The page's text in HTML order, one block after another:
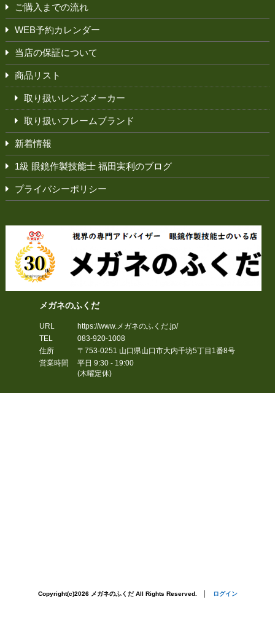
ご購入までの流れ
WEB予約カレンダー
当店の保証について
商品リスト
取り扱いレンズメーカー
取り扱いフレームブランド
新着情報
1級 眼鏡作製技能士 福田実利のブログ
プライバシーポリシー
メガネのふくだ
URL
https://www.メガネのふくだ.jp/
TEL
083-920-1008
住所
〒753-0251 山口県山口市大内千坊5丁目1番8号
営業時間
平日 9:30 - 19:00
(木曜定休)
Copyright(c)2026 メガネのふくだ All Rights Reserved. │ ログイン